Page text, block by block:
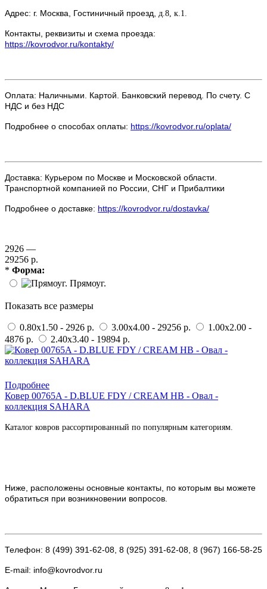
Адрес: г. Москва, Гостиничный проезд, д.8, к.1.
Контакты, реквизиты и схема проезда:
https://kovrodvor.ru/kontakty/
Оплата: Наличными. Картой. Банковский перевод. По счету. С
НДС и без НДС
Подробнее о способах оплаты: https://kovrodvor.ru/oplata/
Доставка: Курьером по Москве и Московской области.
Транспортной компанией по России, СНГ и Прибалтики
Подробнее о доставке: https://kovrodvor.ru/dostavka/
2926 —
29256 р.
* Форма:
Прямоуг.
Показать все размеры
0.80x1.50 - 2926 р. 3.00x4.00 - 29256 р.
1.00x2.00 -
4876 р.
2.40x3.40 - 19894 р.
Подробнее
Ковер 00765A - D.BLUE FDY / CREAM HB - Овал -
коллекция SAHARA
Каталог ковров рассортированный по популярным категориям.
Ниже, расположены основные контакты, по которым вы можете
обратиться при возникновении вопросов.
Телефон: 8 (499) 391-62-08, 8 (925) 391-62-08, 8 (967) 166-58-25
E-mail: info@kovrodvor.ru